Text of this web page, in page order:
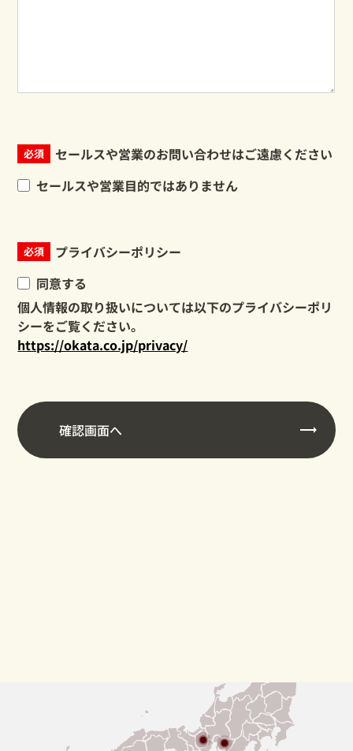
必須
セールスや営業のお問い合わせはご遠慮ください
セールスや営業目的ではありません
必須
プライバシーポリシー
同意する
個人情報の取り扱いについては以下のプライバシーポリ
シーをご覧ください。
https://okata.co.jp/privacy/